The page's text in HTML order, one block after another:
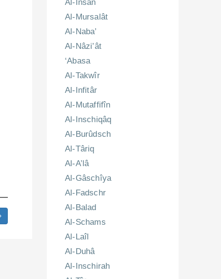
Al-Insân
Al-Mursalât
Al-Naba’
Al-Nâzi’ât
‘Abasa
Al-Takwîr
Al-Infitâr
Al-Mutaffifîn
Al-Inschiqâq
Al-Burûdsch
Al-Târiq
Al-A’lâ
Al-Gâschîya
Al-Fadschr
Al-Balad
Al-Schams
Al-Laîl
Al-Duhâ
Al-Inschirah